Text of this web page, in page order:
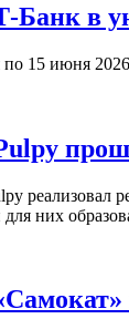
в
15 июня
реализовал
них